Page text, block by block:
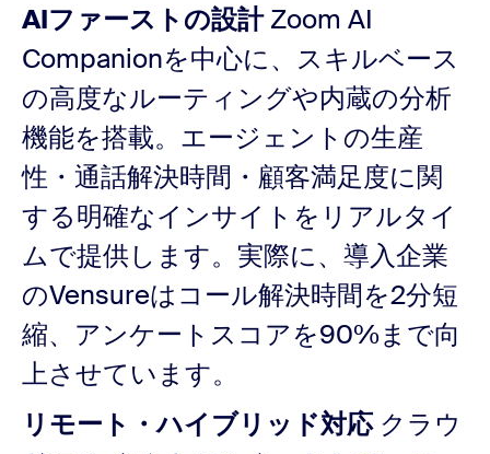
AIファーストの設計Zoom AI
Companionを中心に、スキルベース
の高度なルーティングや内蔵の分析
機能を搭載。エージェントの生産
性・通話解決時間・顧客満足度に関
する明確なインサイトをリアルタイ
ムで提供します。実際に、導入企業
のVensureはコール解決時間を2分短
縮、アンケートスコアを90%まで向
上させています。
リモート・ハイブリッド対応クラウ